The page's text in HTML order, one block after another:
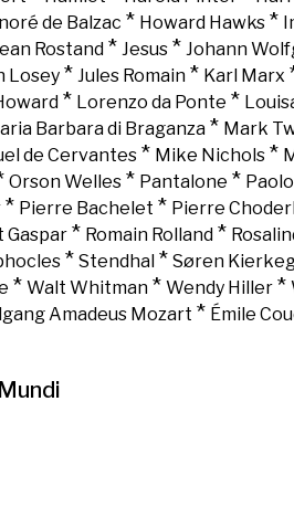
de Balzac * Howard Hawks*
Rostand * Jesus * Johann
Losey* Jules Romain* Karl Marx
* Lorenzo da Ponte *
Barbara di Braganza* Mark
de Cervantes* Mike Nichols*
Orson Welles* Pantalone *
* Pierre Bachelet * Pierre
Gaspar* Romain Rolland*
* Stendhal* Søren
* Walt Whitman * Wendy Hiller *
Amadeus Mozart * Émile